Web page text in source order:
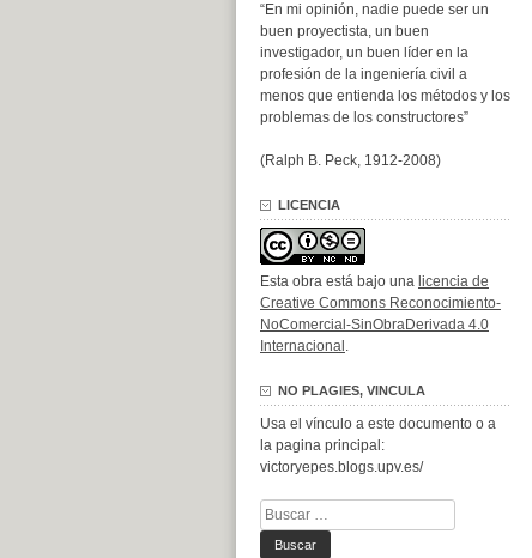
“En mi opinión, nadie puede ser un
buen proyectista, un buen
investigador, un buen líder en la
profesión de la ingeniería civil a
menos que entienda los métodos y los
problemas de los constructores”
(Ralph B. Peck, 1912-2008)
LICENCIA
Esta obra está bajo una licencia de
Creative Commons Reconocimiento-
NoComercial-SinObraDerivada 4.0
Internacional .
NO PLAGIES, VINCULA
Usa el vínculo a este documento o a
la pagina principal:
victoryepes.blogs.upv.es/
Buscar: